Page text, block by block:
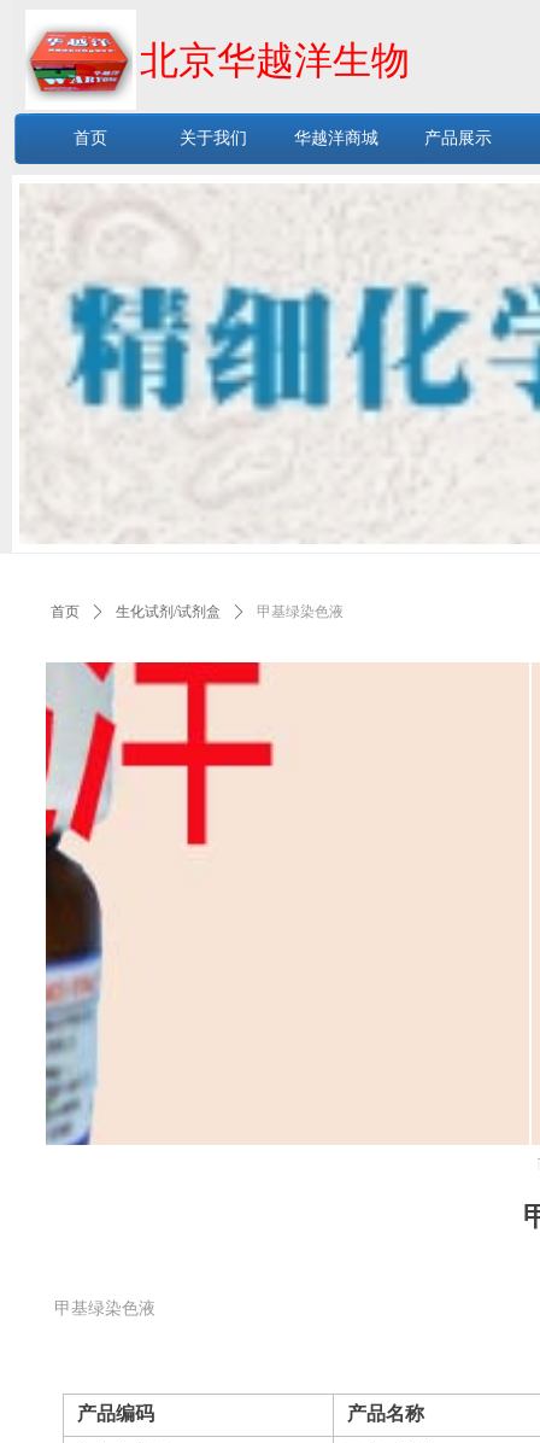
北京华越洋生物
首页 关于我们 华越洋商城 产品展示
首页 ꄲ 生化试剂/试剂盒 ꄲ 甲基绿染色液
甲基绿染色液
产品编码 产品名称